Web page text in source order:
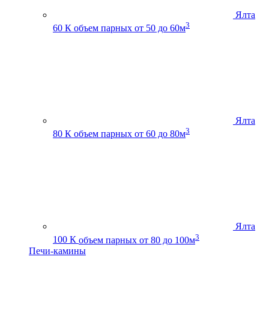
Ялта
60 К объем парных от 50 до 60м3
Ялта
80 К объем парных от 60 до 80м3
Ялта
100 К объем парных от 80 до 100м3
Печи-камины